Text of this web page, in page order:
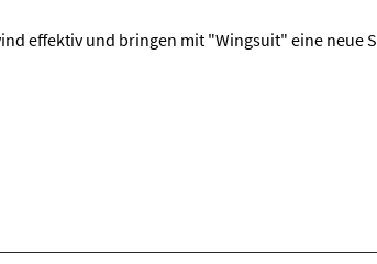
effektiv und bringen mit "Wingsuit" eine neue